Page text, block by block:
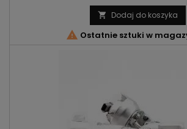
PRODUKCJI: Od 2004r
 Dodaj do koszyka
 Ostatnie sztuki w